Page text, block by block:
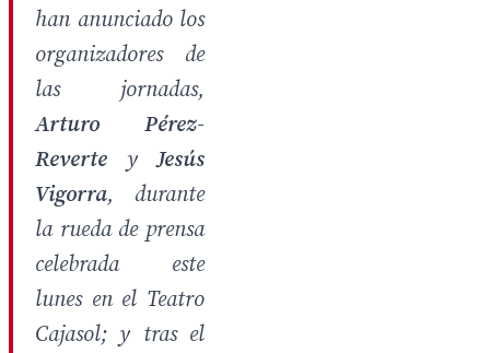
han anunciado los
organizadores de
las jornadas,
Arturo Pérez-
Reverte yJesús
Vigorra, durante
la rueda de prensa
celebrada este
lunes en el Teatro
Cajasol; y tras el